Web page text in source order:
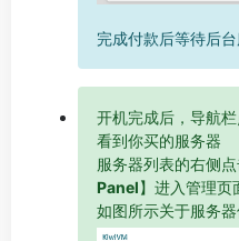
完成付款后等待后
开机完成后，导航栏
看到你买的服务器
服务器列表的右侧点
Panel】进入管理页
如图所示关于服务